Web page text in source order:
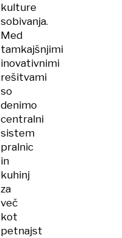
kulture
sobivanja.
Med
tamkajšnjimi
inovativnimi
rešitvami
so
denimo
centralni
sistem
pralnic
in
kuhinj
za
več
kot
petnajst